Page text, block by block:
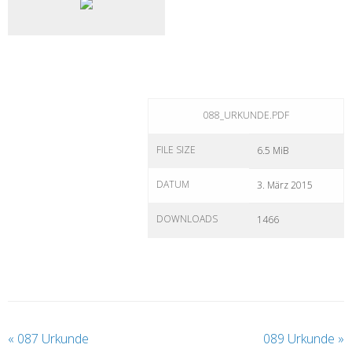
088_URKUNDE.PDF
FILE SIZE 6.5 MiB
DATUM 3. März 2015
DOWNLOADS 1466
« 087 Urkunde 089 Urkunde »